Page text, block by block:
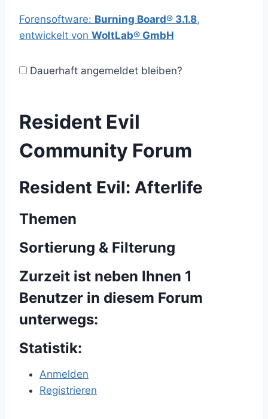
Forensoftware: Burning Board® 3.1.8,
entwickelt von WoltLab® GmbH
Dauerhaft angemeldet bleiben?
Resident Evil
Community Forum
Resident Evil: Afterlife
Themen
Sortierung & Filterung
Zurzeit ist neben Ihnen 1
Benutzer in diesem Forum
unterwegs:
Statistik:
Anmelden
Registrieren